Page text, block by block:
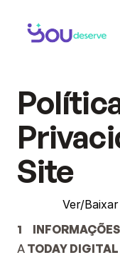
Solução
🌟
📊 Planos
🏆 Cases
CONHEÇA MAIS
💜 Sobre a
✍️ Blog YD
📘 Materiais
💜
💚
Blog
Contato
Site
Ver/
1
A TODAY